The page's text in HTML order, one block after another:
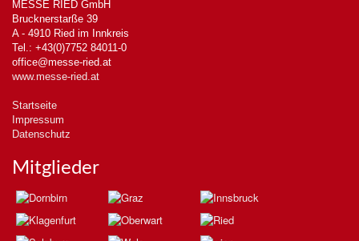
MESSE RIED GmbH
Brucknerstarße 39
A - 4910 Ried im Innkreis
Tel.: +43(0)7752 84011-0
office@messe-ried.at
www.messe-ried.at
Startseite
Impressum
Datenschutz
Mitglieder